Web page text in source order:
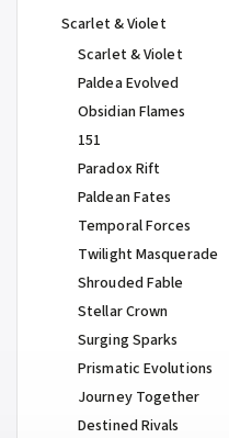
Scarlet & Violet
Scarlet & Violet
Paldea Evolved
Obsidian Flames
151
Paradox Rift
Paldean Fates
Temporal Forces
Twilight Masquerade
Shrouded Fable
Stellar Crown
Surging Sparks
Prismatic Evolutions
Journey Together
Destined Rivals